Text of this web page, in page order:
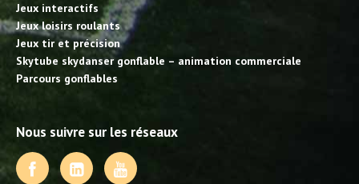
Jeux interactifs
Jeux loisirs roulants
Jeux tir et précision
Skytube skydanser gonflable – animation commerciale
Parcours gonflables
Nous suivre sur les réseaux